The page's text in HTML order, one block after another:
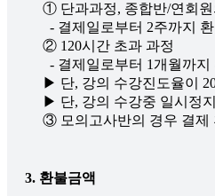
① 단과과정, 종합반/연회
- 결제일로부터 2주까지
     ② 120시간 초과 과정
- 결제일로부터 1개월까
▶ 단, 강의 수강진도율이
▶ 단, 강의 수강중 일시
3. 환불금액